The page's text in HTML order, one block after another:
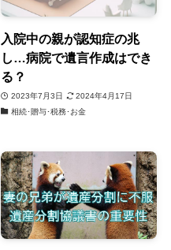
入院中の親が認知症の兆
し…病院で遺言作成はでき
る？
2023年7月3日
2024年4月17日
相続･贈与･税務･お金